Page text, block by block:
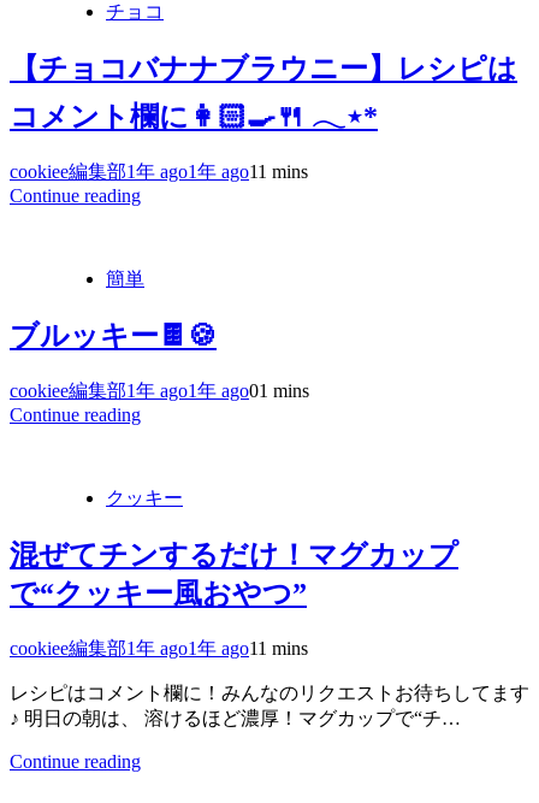
チョコ
【チョコバナナブラウニー】レシピは
コメント欄に👩🏻‍🍳🍴 𓂃⋆*
cookiee編集部1年 ago1年 ago11 mins
Continue reading
簡単
ブルッキー🍫🍪
cookiee編集部1年 ago1年 ago01 mins
Continue reading
クッキー
混ぜてチンするだけ！マグカップ
で“クッキー風おやつ”
cookiee編集部1年 ago1年 ago11 mins
レシピはコメント欄に！みんなのリクエストお待ちしてます
♪ 明日の朝は、 溶けるほど濃厚！マグカップで“チ…
Continue reading